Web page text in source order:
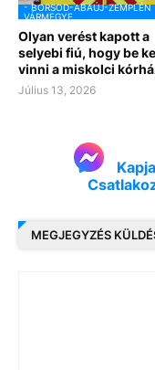
- BORSOD-ABAÚJ-ZEMPLÉN
VÁRMEGYE
Olyan verést kapott a
selyebi fiú, hogy be
vinni a miskolci
Július 13, 2026
MEGJEGYZÉS